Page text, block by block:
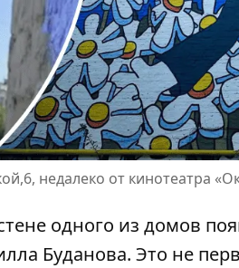
недалеко от кинотеатра
одного из домов
Буданова. Это не